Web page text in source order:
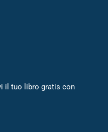
il tuo libro gratis con